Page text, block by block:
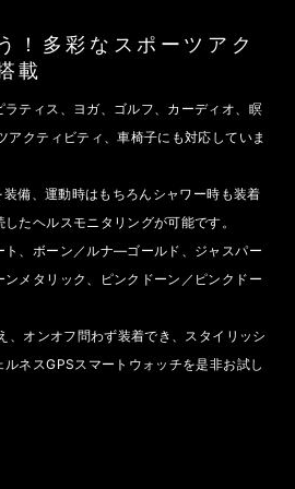
！多彩なスポーツアク
載
ティス、ヨガ、ゴルフ、カーディオ、瞑
クティビティ、車椅子にも対応していま
備、運動時はもちろんシャワー時も装着
たヘルスモニタリングが可能です。
ト、ボーン／ルナ―ゴールド、ジャスパー
メタリック、ピンクドーン／ピンクドー
、オンオフ問わず装着でき、スタイリッシ
ネスGPSスマートウォッチを是非お試し